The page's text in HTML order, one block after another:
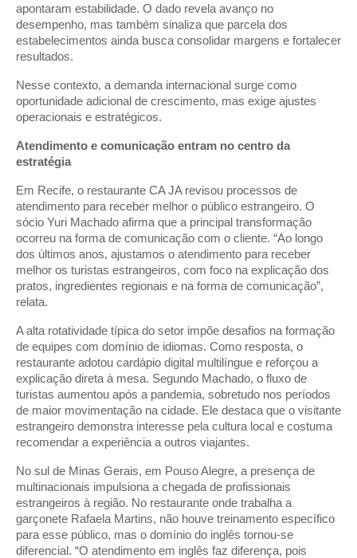
apontaram estabilidade. O dado revela avanço no
desempenho, mas também sinaliza que parcela dos
estabelecimentos ainda busca consolidar margens e fortalecer
resultados.
Nesse contexto, a demanda internacional surge como
oportunidade adicional de crescimento, mas exige ajustes
operacionais e estratégicos.
Atendimento e comunicação entram no centro da
estratégia
Em Recife, o restaurante CA JA revisou processos de
atendimento para receber melhor o público estrangeiro. O
sócio Yuri Machado afirma que a principal transformação
ocorreu na forma de comunicação com o cliente. “Ao longo
dos últimos anos, ajustamos o atendimento para receber
melhor os turistas estrangeiros, com foco na explicação dos
pratos, ingredientes regionais e na forma de comunicação”,
relata.
A alta rotatividade típica do setor impõe desafios na formação
de equipes com domínio de idiomas. Como resposta, o
restaurante adotou cardápio digital multilíngue e reforçou a
explicação direta à mesa. Segundo Machado, o fluxo de
turistas aumentou após a pandemia, sobretudo nos períodos
de maior movimentação na cidade. Ele destaca que o visitante
estrangeiro demonstra interesse pela cultura local e costuma
recomendar a experiência a outros viajantes.
No sul de Minas Gerais, em Pouso Alegre, a presença de
multinacionais impulsiona a chegada de profissionais
estrangeiros à região. No restaurante onde trabalha a
garçonete Rafaela Martins, não houve treinamento específico
para esse público, mas o domínio do inglês tornou-se
diferencial. “O atendimento em inglês faz diferença, pois